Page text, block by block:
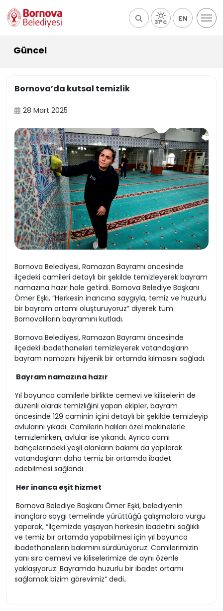
31°C EN
Güncel
Bornova’da kutsal temizlik
28 Mart 2025
Bornova Belediyesi, Ramazan Bayramı öncesinde
ilçedeki camileri detaylı bir şekilde temizleyerek bayram
namazına hazır hale getirdi. Bornova Belediye Başkanı
Ömer Eşki, “Herkesin inancına saygıyla, temiz ve huzurlu
bir bayram ortamı oluşturuyoruz” diyerek tüm
Bornovalıların bayramını kutladı.
Bornova Belediyesi, Ramazan Bayramı öncesinde
ilçedeki ibadethaneleri temizleyerek vatandaşların
bayram namazını hijyenik bir ortamda kılmasını sağladı.
Bayram namazına hazır
Yıl boyunca camilerle birlikte cemevi ve kiliselerin de
düzenli olarak temizliğini yapan ekipler, bayram
öncesinde 129 caminin içini detaylı bir şekilde temizleyip
avlularını yıkadı. Camilerin halıları özel makinelerle
temizlenirken, avlular ise yıkandı. Ayrıca cami
bahçelerindeki yeşil alanların bakımı da yapılarak
vatandaşların daha temiz bir ortamda ibadet
edebilmesi sağlandı.
Her inanca eşit hizmet
Bornova Belediye Başkanı Ömer Eşki, belediyenin
inançlara saygı temelinde yürüttüğü çalışmalara vurgu
yaparak, “İlçemizde yaşayan herkesin ibadetini sağlıklı
ve temiz bir ortamda yapabilmesi için yıl boyunca
ibadethanelerin bakımını sürdürüyoruz. Camilerimizin
yanı sıra cemevi ve kiliselerimize de aynı özenle
yaklaşıyoruz. Bayramda huzurlu bir ibadet ortamı
sağlamak bizim görevimiz” dedi.